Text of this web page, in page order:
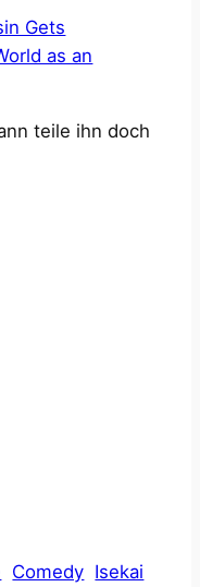
Gets
as an
teile ihn doch
Comedy Isekai